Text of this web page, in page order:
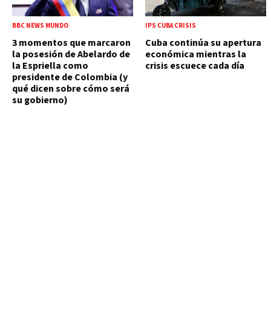
BBC NEWS MUNDO
3 momentos que marcaron
la posesión de Abelardo de
la Espriella como
presidente de Colombia (y
qué dicen sobre cómo será
su gobierno)
IPS CUBA CRISIS
Cuba continúa su apertura
económica mientras la
crisis escuece cada día